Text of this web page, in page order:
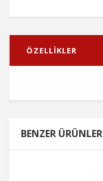
ÖZELLİKLER
BENZER ÜRÜNLER